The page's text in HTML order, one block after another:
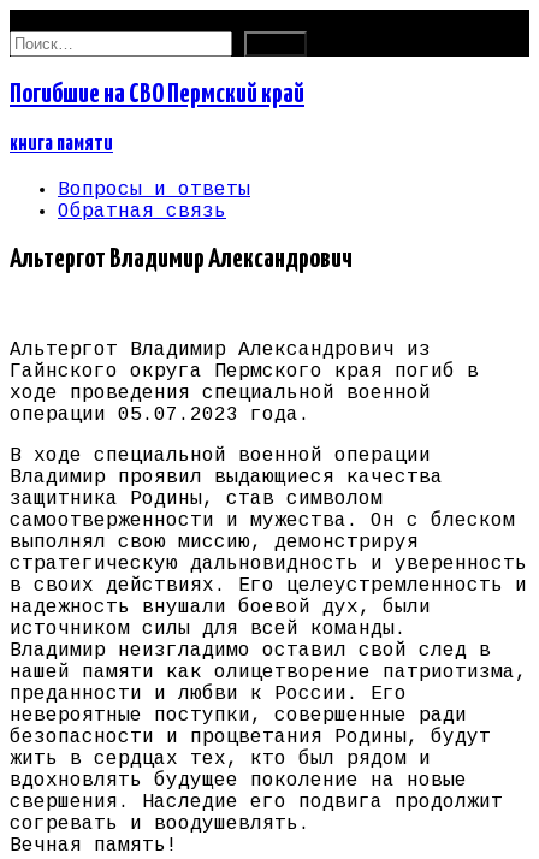
Найти:
Погибшие на СВО Пермский край
книга памяти
Вопросы и ответы
Обратная связь
Альтергот Владимир Александрович
Альтергот Владимир Александрович из
Гайнского округа Пермского края погиб в
ходе проведения специальной военной
операции 05.07.2023 года.
В ходе специальной военной операции
Владимир проявил выдающиеся качества
защитника Родины, став символом
самоотверженности и мужества. Он с блеском
выполнял свою миссию, демонстрируя
стратегическую дальновидность и уверенность
в своих действиях. Его целеустремленность и
надежность внушали боевой дух, были
источником силы для всей команды.
Владимир неизгладимо оставил свой след в
нашей памяти как олицетворение патриотизма,
преданности и любви к России. Его
невероятные поступки, совершенные ради
безопасности и процветания Родины, будут
жить в сердцах тех, кто был рядом и
вдохновлять будущее поколение на новые
свершения. Наследие его подвига продолжит
согревать и воодушевлять.
Вечная память!